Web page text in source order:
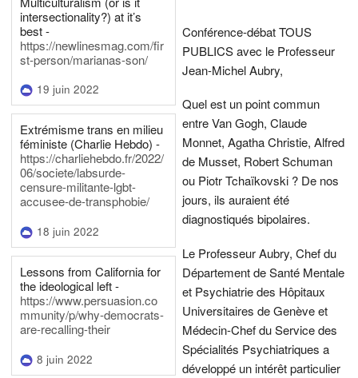
intersectionality?) at it’s
best -
https://newlinesmag.com/fir
st-person/marianas-son/
19 juin 2022
Extrémisme trans en milieu
féministe (Charlie Hebdo) -
https://charliehebdo.fr/2022/
06/societe/labsurde-
censure-militante-lgbt-
accusee-de-transphobie/
18 juin 2022
Lessons from California for
the ideological left -
https://www.persuasion.co
mmunity/p/why-democrats-
are-recalling-their
8 juin 2022
Conférence-débat TOUS
PUBLICS avec le Professeur
Jean-Michel Aubry,
Quel est un point commun
entre Van Gogh, Claude
Monnet, Agatha Christie, Alfred
de Musset, Robert Schuman
ou Piotr Tchaïkovski ? De nos
jours, ils auraient été
diagnostiqués bipolaires.
Le Professeur Aubry, Chef du
Département de Santé Mentale
et Psychiatrie des Hôpitaux
Universitaires de Genève et
Médecin-Chef du Service des
Spécialités Psychiatriques a
développé un intérêt particulier